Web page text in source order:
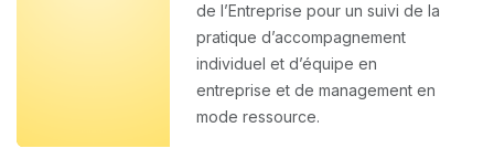
de l’Entreprise pour un suivi de la
pratique d’accompagnement
individuel et d’équipe en
entreprise et de management en
mode ressource.